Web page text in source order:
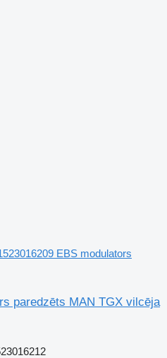
EBS modulators
paredzēts MAN TGX vilcēja